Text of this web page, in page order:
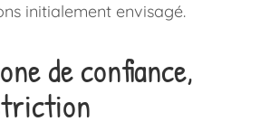
initialement envisagé.
de confiance,